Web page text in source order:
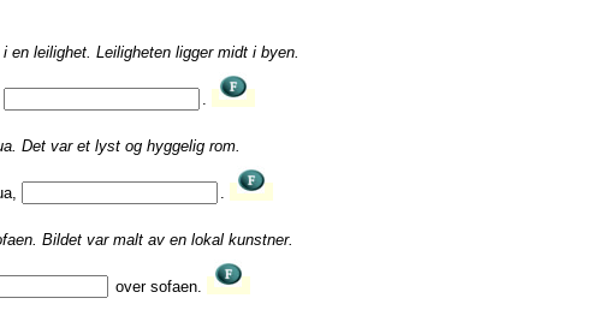
en leilighet. Leiligheten ligger midt i byen.
Det var et lyst og hyggelig rom.
Bildet var malt av en lokal kunstner.
over sofaen.